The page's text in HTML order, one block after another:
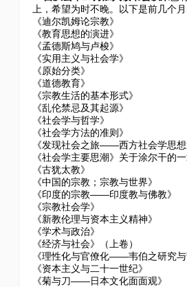
上，希望为时不晚。以下是前几个
《迪尔凯姆论宗教》
《教育思想的演进》
《孟德斯鸠与卢梭》
《实用主义与社会学》
《原始分类》
《道德教育》
《宗教生活的基本形式》
《乱伦禁忌及其起源》
《社会学与哲学》
《社会学方法的准则》
《发现社会之旅——西方社会学思
《社会学主要思潮》关于涂尔干的
《古犹太教》
《中国的宗教；宗教与世界》
《印度的宗教——印度教与佛教》
《宗教社会学》
《新教伦理与资本主义精神》
《学术与政治》
《经济与社会》（上卷）
《理性化与官僚化——韦伯之研究
《资本主义与二十一世纪》
《菊与刀——日本文化面面观》